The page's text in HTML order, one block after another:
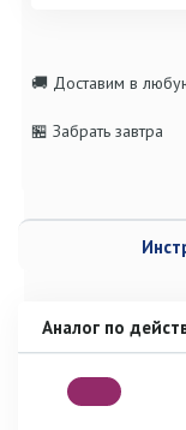
🚚 Доставим в
🏪 Забрать завтра
Аналог по